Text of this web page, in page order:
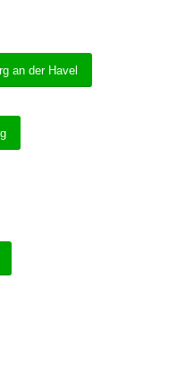
an der Havel